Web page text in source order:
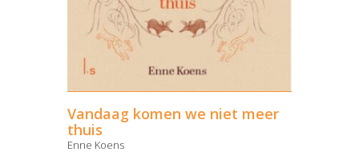
Vandaag komen we niet meer
thuis
Enne Koens